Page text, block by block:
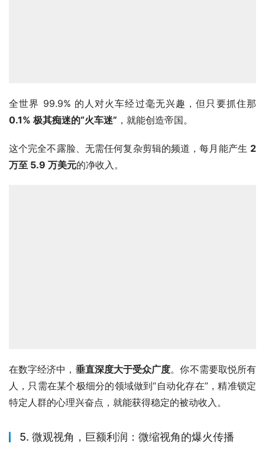
0.1% 极其痴迷的“火车迷” ，就能创造帝国。
这个完全不露脸、无需任何复杂剪辑的频道，每月能产生 2
万至 5.9 万美元的净收入。
在数字经济中， 垂直深度大于受众广度。你不需要取悦所有
人，只需在某个极细分的领域做到“自动化存在”，精准锁定
特定人群的心理兴奋点，就能获得稳定的被动收入。
5. 微观视角，巨额利润：微缩视角的爆火传播